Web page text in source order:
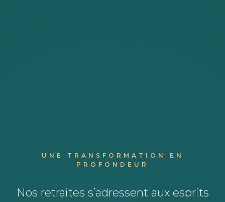
UNE TRANSFORMATION EN
PROFONDEUR
Nos retraites s’adressent aux esprits